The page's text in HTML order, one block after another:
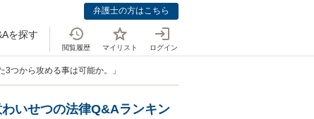
弁護士の方はこちら
を探す
閲覧履歴 マイリスト ログイン
つから攻める事は可能か。」
いせつの法律Q&Aランキン